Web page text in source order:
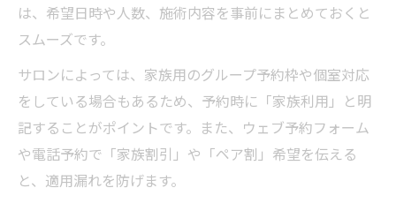
は、希望日時や人数、施術内容を事前にまとめておくと
スムーズです。
サロンによっては、家族用のグループ予約枠や個室対応
をしている場合もあるため、予約時に「家族利用」と明
記することがポイントです。また、ウェブ予約フォーム
や電話予約で「家族割引」や「ペア割」希望を伝える
と、適用漏れを防げます。